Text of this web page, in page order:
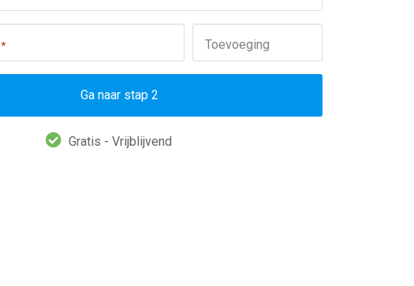
* Toevoeging
Ga naar stap 2
Gratis - Vrijblijvend